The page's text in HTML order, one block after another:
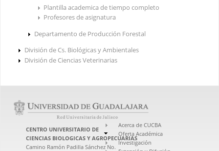
Plantilla academica de tiempo completo
Profesores de asignatura
Departamento de Producción Forestal
División de Cs. Biológicas y Ambientales
División de Ciencias Veterinarias
CENTRO UNIVERSITARIO DE
CIENCIAS BIOLOGICAS Y AGROPECUARIAS
Camino Ramón Padilla Sánchez No.
Acerca de CUCBA
Oferta Académica
Investigación